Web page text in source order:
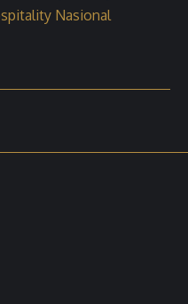
Nasional